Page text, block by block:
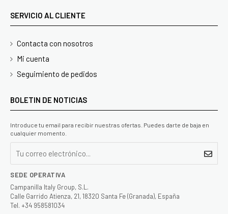
SERVICIO AL CLIENTE
Contacta con nosotros
Mi cuenta
Seguimiento de pedidos
BOLETIN DE NOTICIAS
Introduce tu email para recibir nuestras ofertas. Puedes darte de baja en
cualquier momento.
SEDE OPERATIVA
Campanilla Italy Group, S.L.
Calle Garrido Atienza, 21, 18320 Santa Fe (Granada), España
Tel. +34 958581034